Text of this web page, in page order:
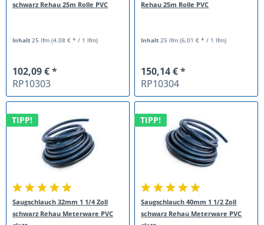
schwarz Rehau 25m Rolle PVC
Inhalt 25 lfm(4,08 € * / 1 lfm)
102,09 € *
RP10303
Rehau 25m Rolle PVC
Inhalt 25 lfm(6,01 € * / 1 lfm)
150,14 € *
RP10304
TIPP!
Saugschlauch 32mm 1 1/4 Zoll
schwarz Rehau Meterware PVC
TIPP!
Saugschlauch 40mm 1 1/2 Zoll
schwarz Rehau Meterware PVC